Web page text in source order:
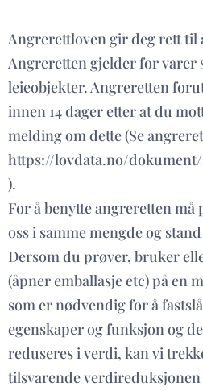
Angrerettloven gir deg rett til
Angreretten gjelder for varer
leieobjekter. Angreretten
innen 14 dager etter at du
melding om dette (Se
https://lovdata.no/
).
For å benytte angreretten
oss i samme mengde og
Dersom du prøver, bruker
(åpner emballasje etc) på en
som er nødvendig for å
egenskaper og funksjon og
reduseres i verdi, kan vi
tilsvarende